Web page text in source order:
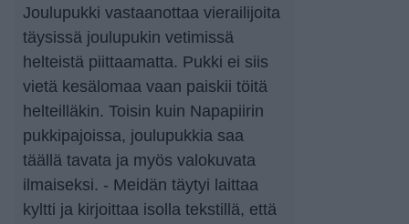
Joulupukki vastaanottaa vierailijoita
täysissä joulupukin vetimissä
helteistä piittaamatta. Pukki ei siis
vietä kesälomaa vaan paiskii töitä
helteilläkin. Toisin kuin Napapiirin
pukkipajoissa, joulupukkia saa
täällä tavata ja myös valokuvata
ilmaiseksi. - Meidän täytyi laittaa
kyltti ja kirjoittaa isolla tekstillä, että